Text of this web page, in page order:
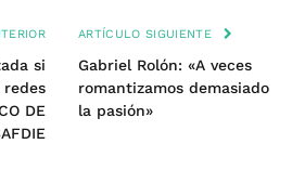
si
DE
ARTÍCULO SIGUIENTE
Gabriel Rolón: «A veces
romantizamos demasiado
la pasión»